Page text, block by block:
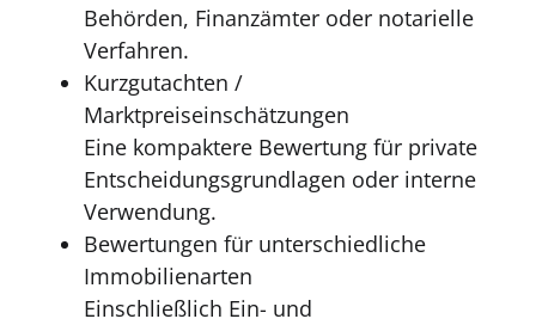
Behörden, Finanzämter oder notarielle
Verfahren.
Kurzgutachten /
Marktpreiseinschätzungen
Eine kompaktere Bewertung für private
Entscheidungsgrundlagen oder interne
Verwendung.
Bewertungen für unterschiedliche
Immobilienarten
Einschließlich Ein- und